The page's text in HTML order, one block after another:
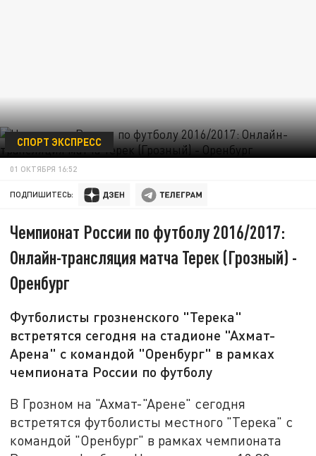
СПОРТ ЭКСПРЕСС
01 ОКТЯБРЯ 16:52
ПОДПИШИТЕСЬ:
Чемпионат России по футболу 2016/2017:
Онлайн-трансляция матча Терек (Грозный) -
Оренбург
Футболисты грозненского "Терека"
встретятся сегодня на стадионе "Ахмат-
Арена" с командой "Оренбург" в рамках
чемпионата России по футболу
В Грозном на "Ахмат-"Арене" сегодня
встретятся футболисты местного "Терека" с
командой "Оренбург" в рамках чемпионата